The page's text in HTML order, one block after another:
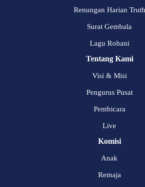
Renungan Harian Truth
Surat Gembala
Lagu Rohani
Tentang Kami
Visi & Misi
Pengurus Pusat
Pembicara
Live
Komisi
Anak
Remaja